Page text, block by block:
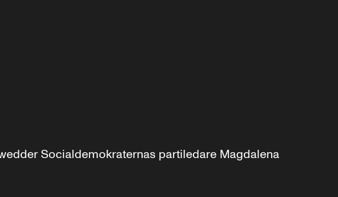
Socialdemokraternas partiledare Magdalena